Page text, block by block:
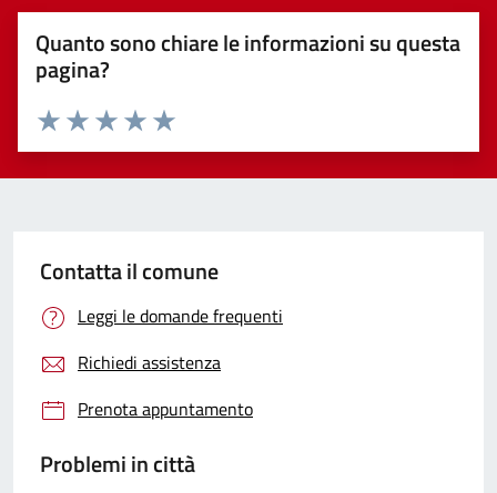
Quanto sono chiare le informazioni su questa
pagina?
Valuta 5 stelle su 5
Valuta 4 stelle su 5
Valuta 3 stelle su 5
Valuta 2 stelle su 5
Valuta 1 stelle su 5
Contatta il comune
Leggi le domande frequenti
Richiedi assistenza
Prenota appuntamento
Problemi in città